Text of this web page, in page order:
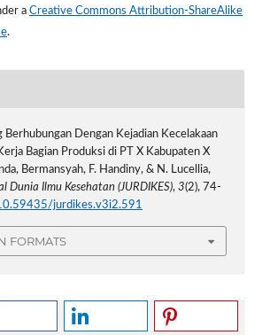
a Creative Commons Attribution-ShareAlike
.
Berhubungan Dengan Kejadian Kecelakaan
Bagian Produksi di PT X Kabupaten X
Bermansyah, F. Handiny, & N. Lucellia,
Dunia Ilmu Kesehatan (JURDIKES), 3(2), 74-
jurdikes.v3i2.591
FORMATS